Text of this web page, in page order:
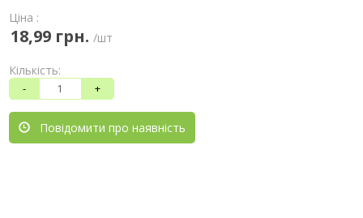
Ціна :
18,99 грн. /шт
Кількість:
- +
Повідомити про наявність